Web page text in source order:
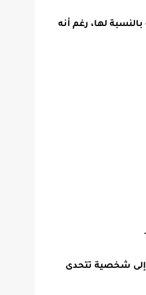
لها، رغم أنه
إلى شخصية تتحدى